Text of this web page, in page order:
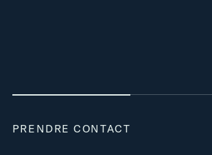
PRENDRE CONTACT